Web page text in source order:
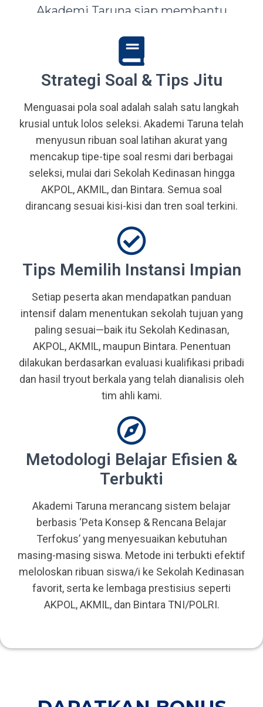
Akademi Taruna siap membantu
mewujudkan impian menjadi Taruna,
Abdi Negara, serta prajurit terbaik
bangsa.
Strategi Soal & Tips Jitu
Menguasai pola soal adalah salah satu langkah
krusial untuk lolos seleksi. Akademi Taruna telah
menyusun ribuan soal latihan akurat yang
mencakup tipe-tipe soal resmi dari berbagai
seleksi, mulai dari Sekolah Kedinasan hingga
AKPOL, AKMIL, dan Bintara. Semua soal
dirancang sesuai kisi-kisi dan tren soal terkini.
Tips Memilih Instansi Impian
Setiap peserta akan mendapatkan panduan
intensif dalam menentukan sekolah tujuan yang
paling sesuai—baik itu Sekolah Kedinasan,
AKPOL, AKMIL, maupun Bintara. Penentuan
dilakukan berdasarkan evaluasi kualifikasi pribadi
dan hasil tryout berkala yang telah dianalisis oleh
tim ahli kami.
Metodologi Belajar Efisien &
Terbukti
Akademi Taruna merancang sistem belajar
berbasis ‘Peta Konsep & Rencana Belajar
Terfokus’ yang menyesuaikan kebutuhan
masing-masing siswa. Metode ini terbukti efektif
meloloskan ribuan siswa/i ke Sekolah Kedinasan
favorit, serta ke lembaga prestisius seperti
AKPOL, AKMIL, dan Bintara TNI/POLRI.